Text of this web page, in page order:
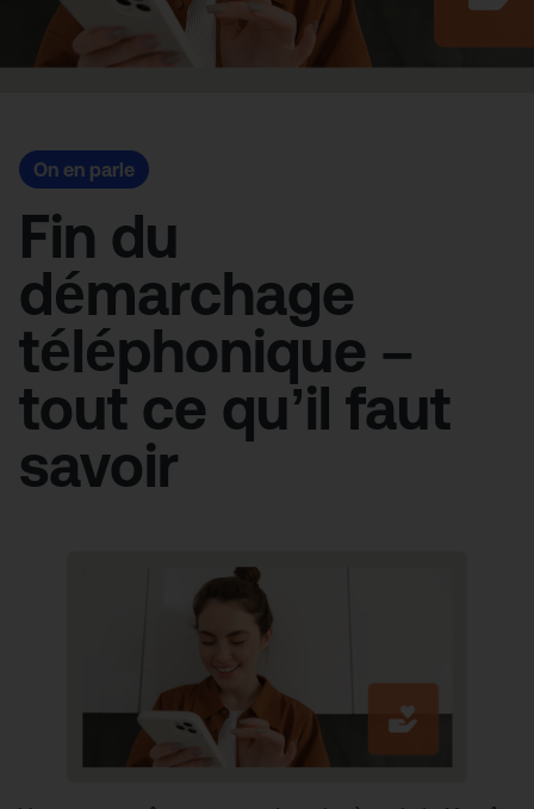
On en parle
Fin du
démarchage
téléphonique –
tout ce qu’il faut
savoir